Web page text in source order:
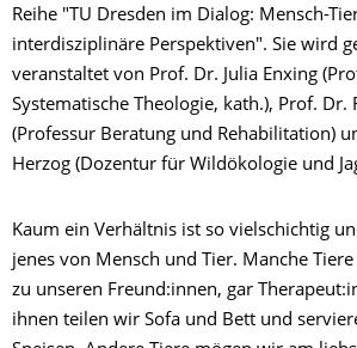
Reihe "TU Dresden im Dialog: Mensch-
interdisziplinäre Perspektiven". Sie wird
veranstaltet von Prof. Dr. Julia Enxing
Systematische Theologie, kath.), Prof. Dr.
(Professur Beratung und Rehabilitation)
Herzog (Dozentur für Wildökologie und
Kaum ein Verhältnis ist so vielschichtig
jenes von Mensch und Tier. Manche
zu unseren Freund:innen, gar
ihnen teilen wir Sofa und Bett und